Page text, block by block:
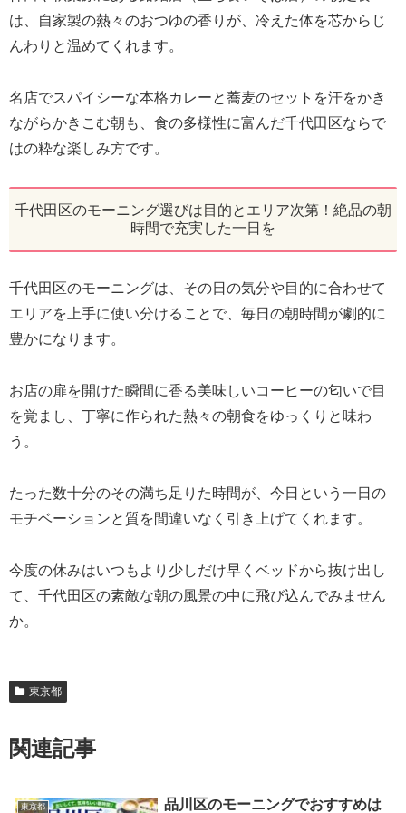
は、自家製の熱々のおつゆの香りが、冷えた体を芯からじ
んわりと温めてくれます。
名店でスパイシーな本格カレーと蕎麦のセットを汗をかき
ながらかきこむ朝も、食の多様性に富んだ千代田区ならで
はの粋な楽しみ方です。
千代田区のモーニング選びは目的とエリア次第！絶品の朝
時間で充実した一日を
千代田区のモーニングは、その日の気分や目的に合わせて
エリアを上手に使い分けることで、毎日の朝時間が劇的に
豊かになります。
お店の扉を開けた瞬間に香る美味しいコーヒーの匂いで目
を覚まし、丁寧に作られた熱々の朝食をゆっくりと味わ
う。
たった数十分のその満ち足りた時間が、今日という一日の
モチベーションと質を間違いなく引き上げてくれます。
今度の休みはいつもより少しだけ早くベッドから抜け出し
て、千代田区の素敵な朝の風景の中に飛び込んでみません
か。
東京都
関連記事
東京都
品川区のモーニングでおすすめは